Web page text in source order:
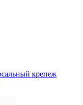
крепеж